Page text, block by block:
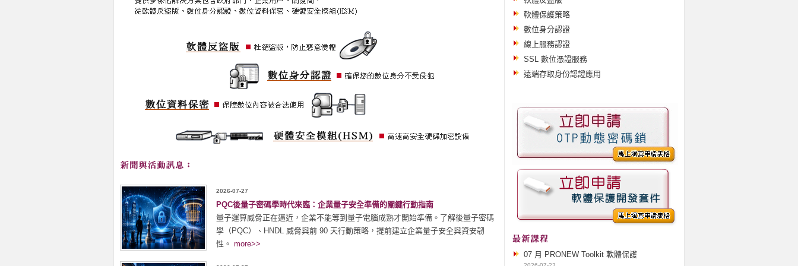
2026-07-27
PQC後量子密碼學時代來臨：企業量子安全準備的關鍵行動指南
量子運算威脅正在逼近，企業不能等到量子電腦成熟才開始準備。了解後量子密碼
學（PQC）、HNDL 威脅與前 90 天行動策略，提前建立企業量子安全與資安韌
性。 more>>
軟體保護策略
數位身分認證
線上服務認證
SSL 數位憑證服務
遠端存取身份認證應用
07 月 PRONEW Toolkit 軟體保護